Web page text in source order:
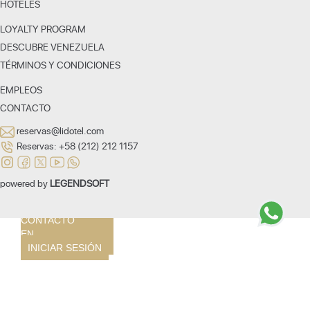
HOTELES
CARACAS
VALENCIA
MARGARITA
PARAGUANÁ
PLAYA EL AGUA
LOYALTY
PROGRAM
DESCUBRE
CONTACTO
EN
INICIAR SESIÓN
HOTELES
LOYALTY PROGRAM
DESCUBRE VENEZUELA
TÉRMINOS Y CONDICIONES
EMPLEOS
CONTACTO
reservas@lidotel.com
Reservas: +58 (212) 212 1157
powered by LEGENDSOFT